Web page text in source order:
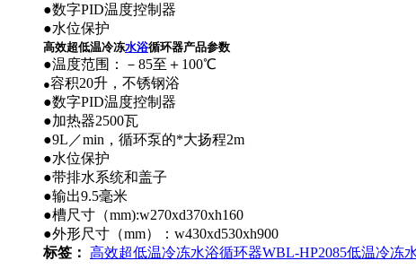
●数字PID温度控制器
●水位保护
高效超低温冷冻水浴循环器产品参数
●温度范围：－85至＋100℃
●容积20升，不锈钢浴
●数字PID温度控制器
●加热器2500瓦
●9L／min，循环泵的*大扬程2m
●水位保护
●带排水系统和盖子
●输出9.5毫米
●槽尺寸（mm):w270xd370xh160
●外形尺寸（mm）：w430xd530xh900
标签： 高效超低温冷冻水浴循环器WBL-HP2085低温冷冻